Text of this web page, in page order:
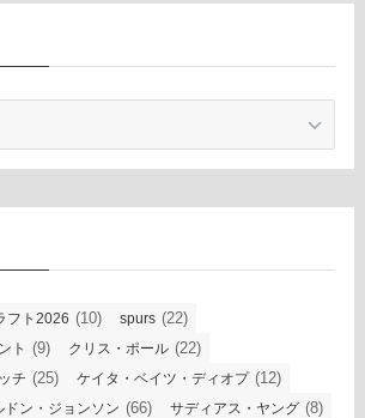
フト2026 (10) spurs (22)
ト (9) クリス・ポール (22)
チ (25) ケイタ・ベイツ・ディオプ(12)
ドン・ジョンソン (66) サディアス・ヤング (8)